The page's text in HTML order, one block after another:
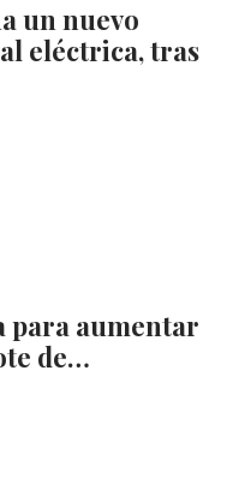
un nuevo
eléctrica, tras
para aumentar
de…